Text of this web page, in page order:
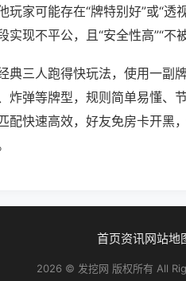
玩家可能存在“牌特别好”或“
现不平公，且“安全性高”“不被
典三人跑得快玩法，使用一副
炸弹等牌型，规则简单易懂、
配快速高效，好友免房卡开黑
首页资讯网站地
2026 © 发挖网 版权所有 All